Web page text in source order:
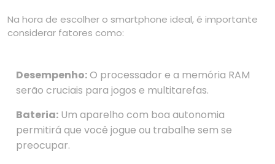
Na hora de escolher o smartphone ideal, é importante
considerar fatores como:
Desempenho:O processador e a memória RAM
serão cruciais para jogos e multitarefas.
Bateria: Um aparelho com boa autonomia
permitirá que você jogue ou trabalhe sem se
preocupar.